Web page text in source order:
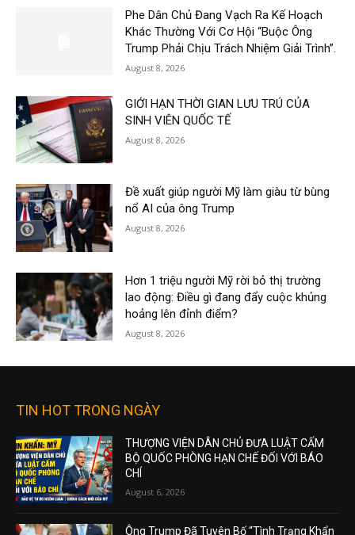
Phe Dân Chủ Đang Vạch Ra Kế Hoạch
Khác Thường Với Cơ Hội “Buộc Ông
Trump Phải Chịu Trách Nhiệm Giải Trình”.
August 8, 2026
GIỚI HẠN THỜI GIAN LƯU TRÚ CỦA
SINH VIÊN QUỐC TẾ
August 8, 2026
Đề xuất giúp người Mỹ làm giàu từ bùng
nổ AI của ông Trump
August 8, 2026
Hơn 1 triệu người Mỹ rời bỏ thị trường
lao động: Điều gì đang đẩy cuộc khủng
hoảng lên đỉnh điểm?
August 8, 2026
TIN HOT TRONG NGÀY
THƯỢNG VIỆN DÂN CHỦ ĐƯA LUẬT CẤM
BỘ QUỐC PHÒNG HẠN CHẾ ĐỐI VỚI BÁO
CHÍ
August 6, 2026
Ông Trump Đã Tuyên Bố “Tình Trạng Khẩn